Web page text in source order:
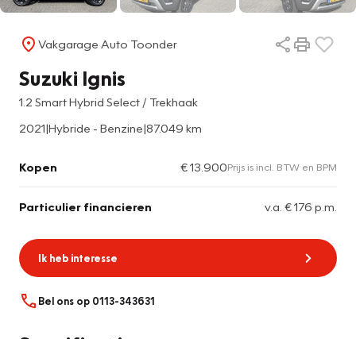
Vakgarage Auto Toonder
Suzuki Ignis
1.2 Smart Hybrid Select / Trekhaak
2021|Hybride - Benzine|87.049 km
Kopen € 13.900Prijs is incl. BTW en BPM
Particulier financieren v.a. € 176 p.m.
Ik heb interesse
Bel ons op 0113-343631